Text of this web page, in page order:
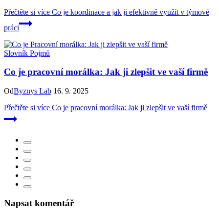
Přečtěte si více Co je koordinace a jak ji efektivně využít v týmové
práci
Slovník Pojmů
Co je pracovní morálka: Jak ji zlepšit ve vaší firmě
OdByznys Lab 16. 9. 2025
Přečtěte si více Co je pracovní morálka: Jak ji zlepšit ve vaší firmě
Napsat komentář